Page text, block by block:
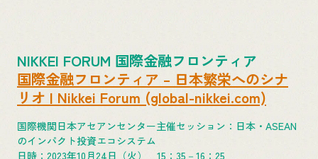
NIKKEI FORUM 国際金融フロンティア
国際金融フロンティア – 日本繁栄へのシナ
リオ | Nikkei Forum (global-nikkei.com)
国際機関日本アセアンセンター主催セッション：日本・ASEAN
のインパクト投資エコシステム
日時：2023年10月24日（火） 15：35－16：25